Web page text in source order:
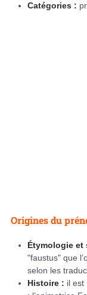
Catégories :
Origines du
Étymologie
"faustus" que
selon les
Histoire : il est